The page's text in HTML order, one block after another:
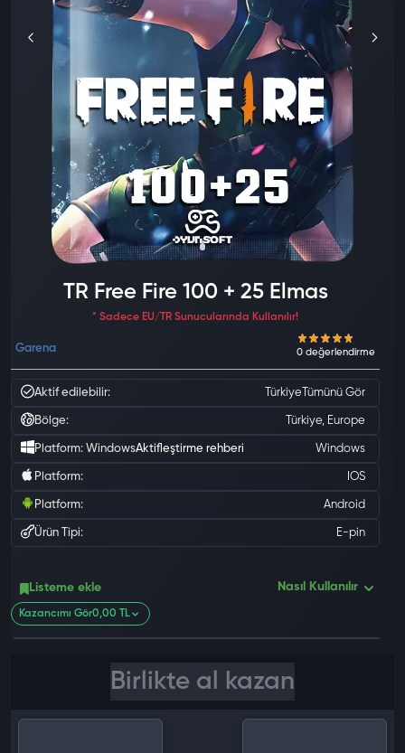
TR Free Fire 100 + 25 Elmas
* Sadece EU/TR Sunucularında Kullanılır!
Garena
0
Aktif edilebilir: Türkiye Tümünü Gör
Bölge: Türkiye, Europe
Platform: WindowsAktifleştirme rehberi Windows
Platform: IOS
Platform: Android
Ürün Tipi: E-pin
Nasıl Kullanılır
Listeme ekle
Kazancımı Gör0,00 TL
Birlikte al kazan